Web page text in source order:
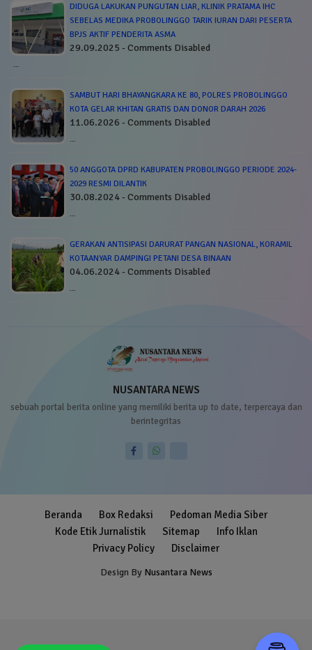
DIDUGA LAKUKAN PUNGUTAN LIAR, KLINIK PRATAMA IHC
SEBELAS MEDIKA PROBOLINGGO TARIK IURAN DARI PESERTA
BPJS AKTIF PENDERITA ASMA
29.09.2025 - Comments Disabled
…
SAMBUT HARI BHAYANGKARA KE 80, POLRES PROBOLINGGO
KOTA GELAR KHITAN GRATIS DAN DONOR DARAH 2026
11.06.2026 - Comments Disabled
…
50 ANGGOTA DPRD KABUPATEN PROBOLINGGO PERIODE 2024-
2029 RESMI DILANTIK
30.08.2024 - Comments Disabled
…
GERAKAN ANTISIPASI DARURAT PANGAN NASIONAL, KORAMIL
KOTAANYAR DAMPINGI PETANI DESA BINAAN
04.06.2024 - Comments Disabled
…
NUSANTARA NEWS
sebuah portal berita online yang memiliki berita up to date, terpercaya dan
berintegritas
Design By Nusantara News
Beranda Box Redaksi
Pedoman Media Siber
Kode Etik Jurnalistik
Sitemap
Info Iklan
Privacy Policy
Disclaimer